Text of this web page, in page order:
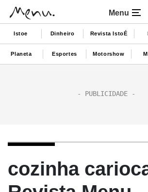
Menu
Istoe Dinheiro Revista IstoÉ
Planeta Esportes Motorshow
cozinha